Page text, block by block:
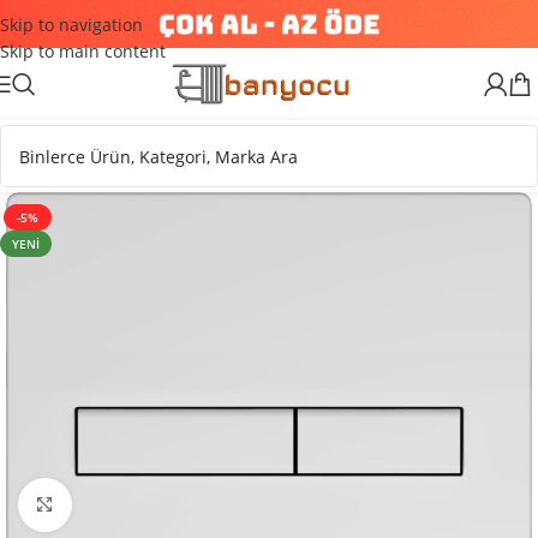
Skip to navigation
Skip to main content
-5%
YENI
Büyütmek için tıklayın